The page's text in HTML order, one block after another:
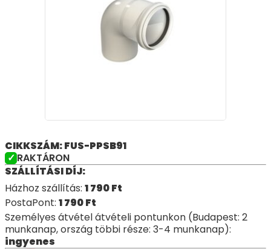
CIKKSZÁM: FUS-PPSB91
RAKTÁRON
SZÁLLÍTÁSI DÍJ:
Házhoz szállítás: 1 790Ft
PostaPont: 1 790Ft
Személyes átvétel átvételi pontunkon (Budapest: 2
munkanap, ország többi része: 3-4 munkanap):
ingyenes